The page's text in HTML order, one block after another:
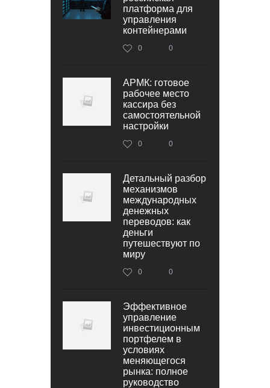
платформа для
управления
контейнерами
0 0
АРМК: готовое
рабочее место
кассира без
самостоятельной
настройки
0 0
Детальный разбор
механизмов
международных
денежных
переводов: как
деньги
путешествуют по
миру
0 0
Эффективное
управление
инвестиционным
портфелем в
условиях
меняющегося
рынка: полное
руководство